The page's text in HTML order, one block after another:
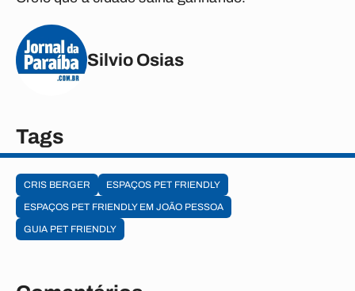
Silvio Osias
Tags
CRIS BERGER
ESPAÇOS PET FRIENDLY
ESPAÇOS PET FRIENDLY EM JOÃO PESSOA
GUIA PET FRIENDLY